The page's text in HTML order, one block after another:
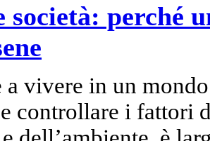
società: perché
a vivere in un
controllare i fattori